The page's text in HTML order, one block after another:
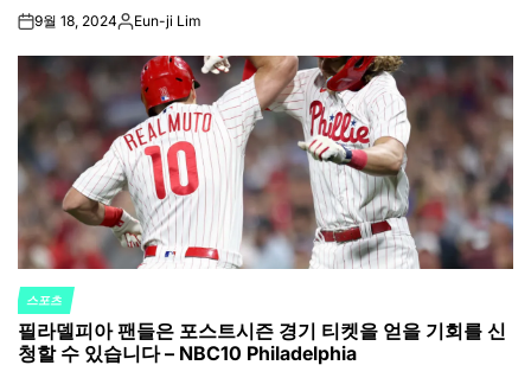
on9월 18, 2024Posted
Eun-ji Lim
POSTED
IN
스포츠
필라델피아 팬들은 포스트시즌 경기 티켓을 얻을 기회를 신
청할 수 있습니다 – NBC10 Philadelphia